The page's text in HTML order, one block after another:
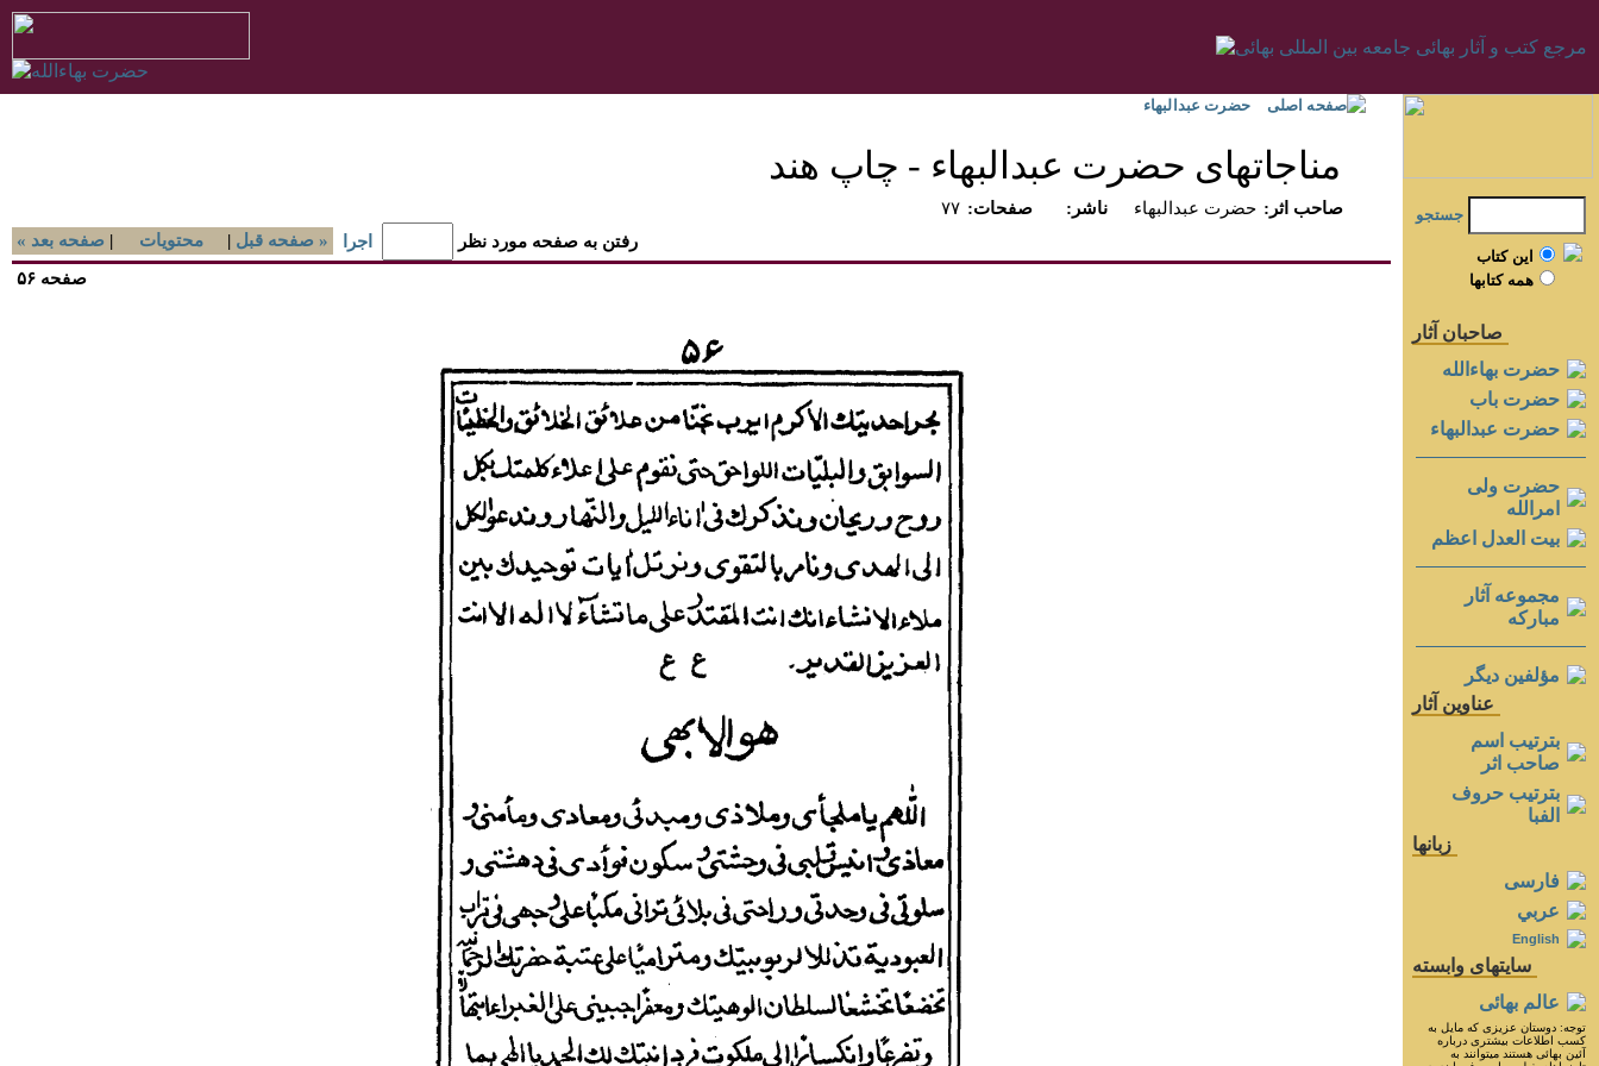
صفحه اصلی حضرت عبدالبهاء
مناجاتهاى حضرت عبدالبهاء - چاپ هند
۷۷ :صفحات :ناشر حضرت عبدالبهاء
:صاحب اثر
« صفحه بعد | محتويات | صفحه قبل » رفتن به صفحه مورد نظر
اجرا
جستجو
اين کتاب
همه کتابها
صاحبان آثار
حضرت بهاءالله
حضرت باب
حضرت عبدالبهاء
حضرت ولی
امرالله
بيت العدل اعظم
مجموعه آثار
مباركه
مؤلفين ديگر
عناوين آثار
بترتيب اسم
صاحب اثر
بترتيب حروف
الفبا
زبانها
فارسی
عربي
English
سايتهای وابسته
عالم بهائی
توجه: دوستان عزيزى كه مايل به
كسب اطلاعات بيشترى درباره
آئين بهائى هستند ميتوانند به